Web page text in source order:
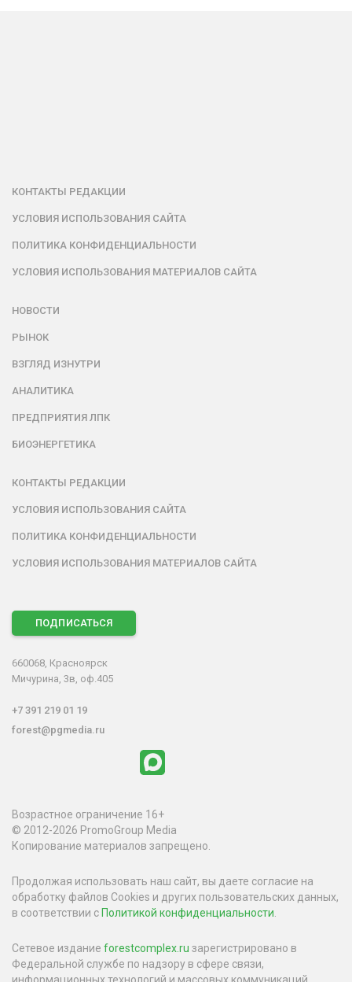
КОНТАКТЫ РЕДАКЦИИ
УСЛОВИЯ ИСПОЛЬЗОВАНИЯ САЙТА
ПОЛИТИКА КОНФИДЕНЦИАЛЬНОСТИ
УСЛОВИЯ ИСПОЛЬЗОВАНИЯ МАТЕРИАЛОВ САЙТА
НОВОСТИ
РЫНОК
ВЗГЛЯД ИЗНУТРИ
АНАЛИТИКА
ПРЕДПРИЯТИЯ ЛПК
БИОЭНЕРГЕТИКА
КОНТАКТЫ РЕДАКЦИИ
УСЛОВИЯ ИСПОЛЬЗОВАНИЯ САЙТА
ПОЛИТИКА КОНФИДЕНЦИАЛЬНОСТИ
УСЛОВИЯ ИСПОЛЬЗОВАНИЯ МАТЕРИАЛОВ САЙТА
ПОДПИСАТЬСЯ
660068, Красноярск
Мичурина, 3в, оф.405
+7 391 219 01 19
forest@pgmedia.ru
Возрастное ограничение 16+
© 2012-2026 PromoGroup Media
Копирование материалов запрещено.
Продолжая использовать наш сайт, вы даете согласие на
обработку файлов Cookies и других пользовательских данных,
в соответствии с Политикой конфиденциальности.
Сетевое издание forestcomplex.ru зарегистрировано в
Федеральной службе по надзору в сфере связи,